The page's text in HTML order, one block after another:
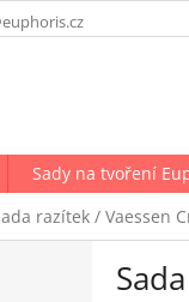
Sady na tvoření
razítek / Vaessen